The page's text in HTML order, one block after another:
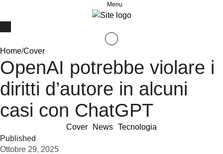
Menu
Home/Cover
OpenAI potrebbe violare i
diritti d’autore in alcuni
casi con ChatGPT
Cover News Tecnologia
Published
Ottobre 29, 2025